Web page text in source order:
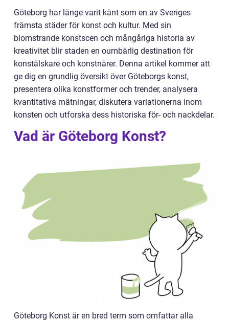
Göteborg har länge varit känt som en av Sveriges
främsta städer för konst och kultur. Med sin
blomstrande konstscen och mångåriga historia av
kreativitet blir staden en oumbärlig destination för
konstälskare och konstnärer. Denna artikel kommer att
ge dig en grundlig översikt över Göteborgs konst,
presentera olika konstformer och trender, analysera
kvantitativa mätningar, diskutera variationerna inom
konsten och utforska dess historiska för- och nackdelar.
Vad är Göteborg Konst?
Göteborg Konst är en bred term som omfattar alla